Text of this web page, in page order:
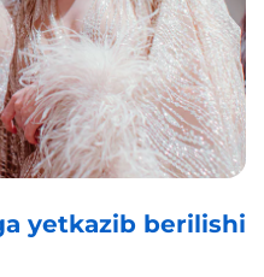
yetkazib berilishi